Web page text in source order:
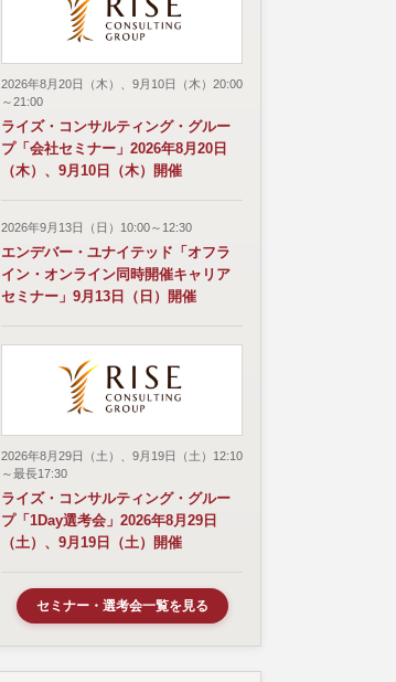
2026年8月20日（木）、9月10日（木）20:00
～21:00
ライズ・コンサルティング・グルー
プ「会社セミナー」2026年8月20日
（木）、9月10日（木）開催
2026年9月13日（日）10:00～12:30
エンデバー・ユナイテッド「オフラ
イン・オンライン同時開催キャリア
セミナー」9月13日（日）開催
2026年8月29日（土）、9月19日（土）12:10
～最長17:30
ライズ・コンサルティング・グルー
プ「1Day選考会」2026年8月29日
（土）、9月19日（土）開催
セミナー・選考会一覧を見る